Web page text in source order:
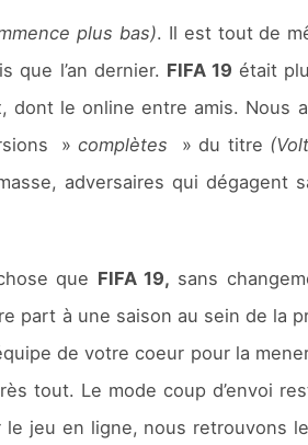
plus bas). Il est tout de
que l’an dernier. FIFA 19 était
le online entre amis. Nous
»complètes » du titre
adversaires qui dégagent
que FIFA 19, sans
part à une saison au sein de la
de votre coeur pour la
tout. Le mode coup d’envoi
le jeu en ligne, nous retrouvons